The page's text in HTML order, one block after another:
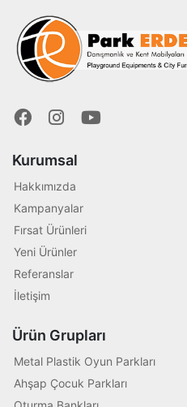
Kurumsal
Hakkımızda
Kampanyalar
Fırsat Ürünleri
Yeni Ürünler
Referanslar
İletişim
Ürün Grupları
Metal Plastik Oyun Parkları
Ahşap Çocuk Parkları